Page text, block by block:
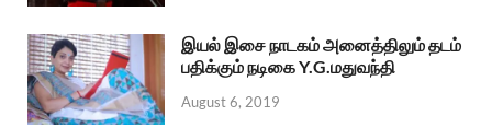
இயல் இசை நாடகம் அனைத்திலும் தடம்
பதிக்கும் நடிகை Y.G.மதுவந்தி
August 6, 2019